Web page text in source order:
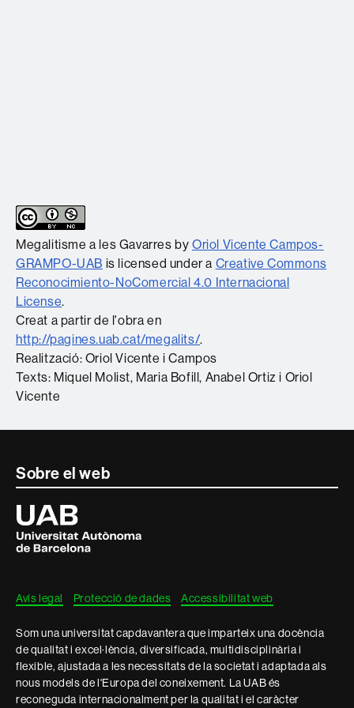
Megalitisme a les GavarresbyOriol Vicente Campos-
GRAMPO-UAB is licensed under a Creative Commons
Reconocimiento-NoComercial 4.0 Internacional
License.
Creat a partir de l'obra en
http://pagines.uab.cat/megalits/.
Realització: Oriol Vicente i Campos
Texts: Miquel Molist, Maria Bofill, Anabel Ortiz i Oriol
Vicente
Contacte
informació
legal
Sobre el web
Universitat
Autònoma
de
Barcelona
Avís legal Protecció de dades Accessibilitat web
Som una universitat capdavantera que imparteix una docència
de qualitat i excel·lència, diversificada, multidisciplinària i
flexible, ajustada a les necessitats de la societat i adaptada als
nous models de l'Europa del coneixement. La UAB és
reconeguda internacionalment per la qualitat i el caràcter